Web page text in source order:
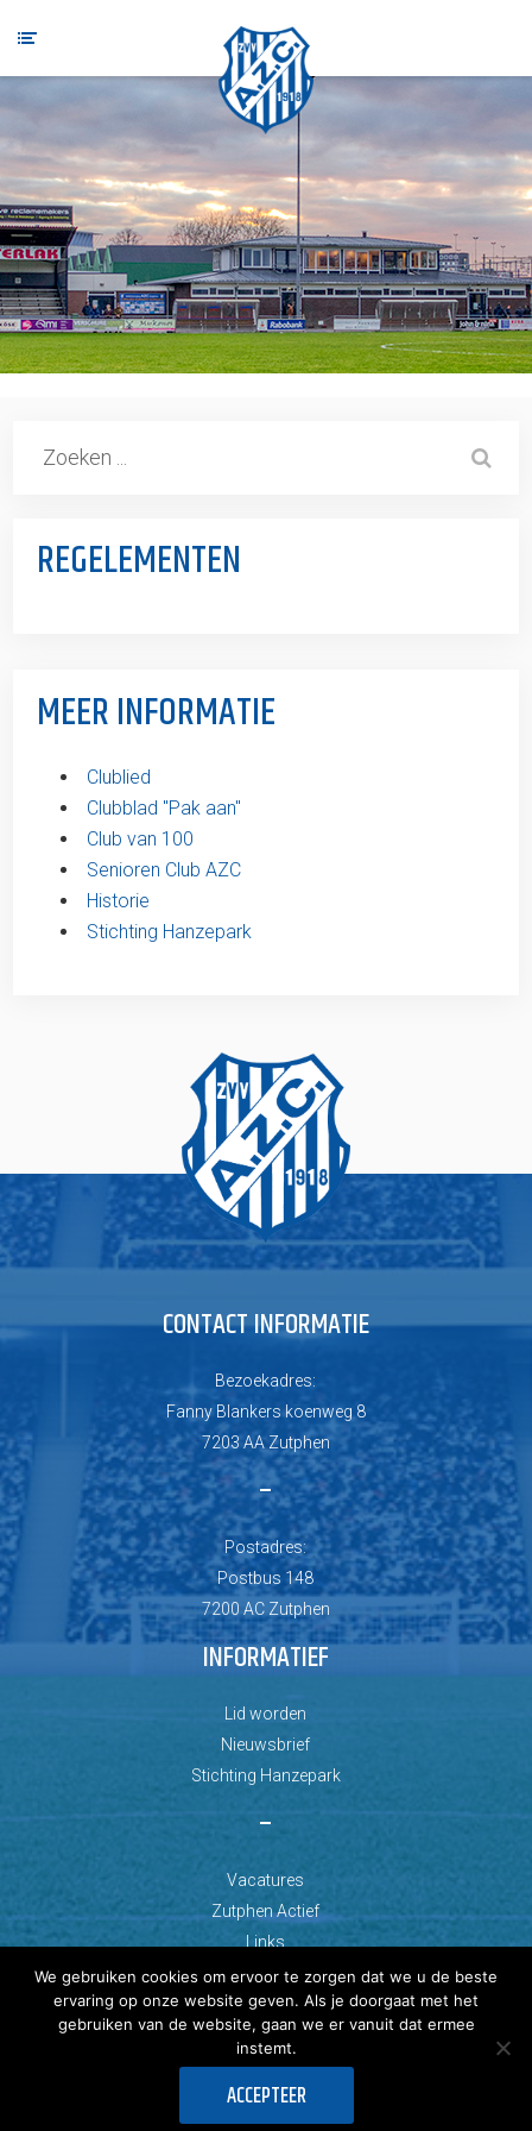
REGELEMENTEN
MEER INFORMATIE
Clublied
Clubblad ''Pak aan''
Club van 100
Senioren Club AZC
Historie
Stichting Hanzepark
CONTACT INFORMATIE
Bezoekadres:
Fanny Blankers koenweg 8
7203 AA Zutphen
–
Postadres:
Postbus 148
7200 AC Zutphen
INFORMATIEF
Lid worden
Nieuwsbrief
Stichting Hanzepark
–
Vacatures
Zutphen Actief
Links
© Copyright 2026 AZC Zutphen
Ontwikkeld door: Best4u Group B.V.
We gebruiken cookies om ervoor te zorgen dat we u de beste
ervaring op onze website geven. Als je doorgaat met het
gebruiken van de website, gaan we er vanuit dat ermee
instemt.
ACCEPTEER